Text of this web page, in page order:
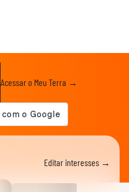
Acessar o Meu Terra →
Editar interesses →